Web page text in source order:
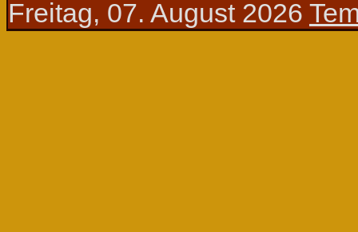
Freitag, 07. August 2026